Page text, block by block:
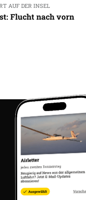
AUF DER INSEL
Flucht nach vorn